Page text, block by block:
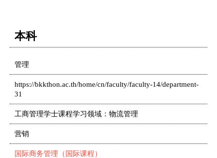
本科
管理
https://bkkthon.ac.th/home/cn/faculty/faculty-14/department-
31
工商管理学士课程学习领域：物流管理
营销
国际商务管理（国际课程）